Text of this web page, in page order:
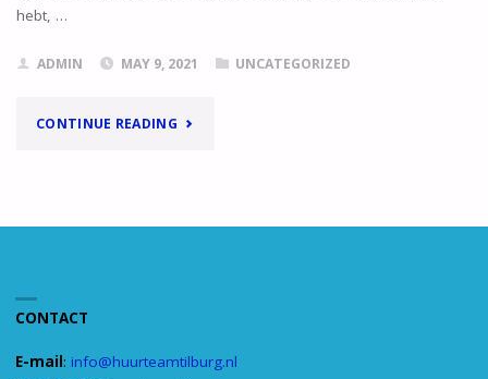
hebt, …
ADMIN MAY 9, 2021 UNCATEGORIZED
CONTINUE READING"WELKOM
CONTACT
E-mail : info@huurteamtilburg.nl